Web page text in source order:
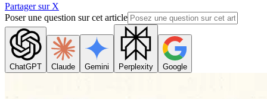
Partager sur X
Poser une question sur cet article
ChatGPT Claude Gemini Perplexity Google